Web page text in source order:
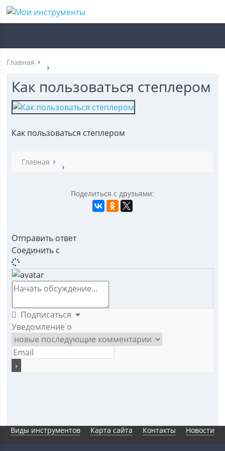
Главная
Как пользоваться степлером
Как пользоваться степлером
Главная
Поделиться с друзьями:
Отправить ответ
Соединить с
Подписаться
Уведомление о
Виды инструментов Карта сайта Контакты Новости